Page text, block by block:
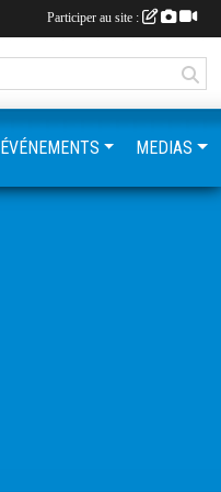
ÉVÉNEMENTS MEDIAS
Participer au site :